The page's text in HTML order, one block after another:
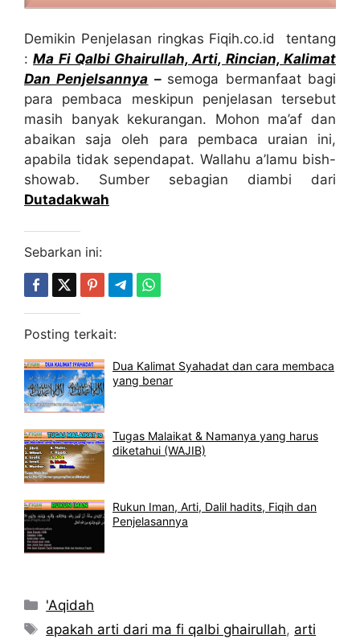
Demikin Penjelasan ringkas Fiqih.co.id tentang
:Ma Fi Qalbi Ghairullah, Arti, Rincian, Kalimat
Dan Penjelsannya – semoga bermanfaat bagi
para pembaca meskipun penjelasan tersebut
masih banyak kekurangan. Mohon ma’af dan
abaikan saja oleh para pembaca uraian ini,
apabila tidak sependapat. Wallahu a’lamu bish-
showab. Sumber sebagian diambi dari
Dutadakwah
Sebarkan ini:
Posting terkait:
Dua Kalimat Syahadat dan cara membaca
yang benar
Tugas Malaikat & Namanya yang harus
diketahui (WAJIB)
Rukun Iman, Arti, Dalil hadits, Fiqih dan
Penjelasannya
Kategori
'Aqidah
Tag
apakah arti dari ma fi qalbi ghairullah, arti